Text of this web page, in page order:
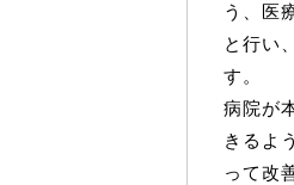
う、医
と行い
す。
病院が
きるよ
って改